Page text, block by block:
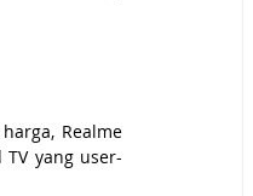
Realme
yang user-